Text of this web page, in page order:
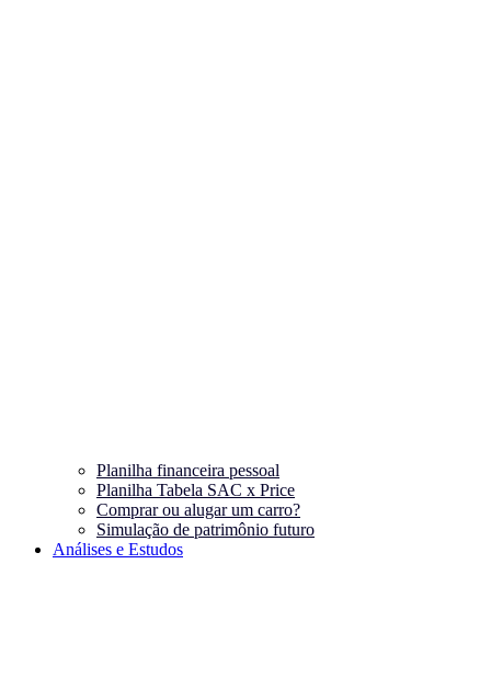
Planilha financeira pessoal
Planilha Tabela SAC x Price
Comprar ou alugar um carro?
Simulação de patrimônio futuro
Análises e Estudos